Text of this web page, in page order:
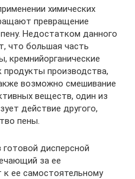
химических
превращение
Недостатком данного
что большая часть
кремнийорганические
продукты производства,
возможно смешивание
веществ, один из
действие другого,
пены.
дисперсной
за ее
к ее самостоятельному